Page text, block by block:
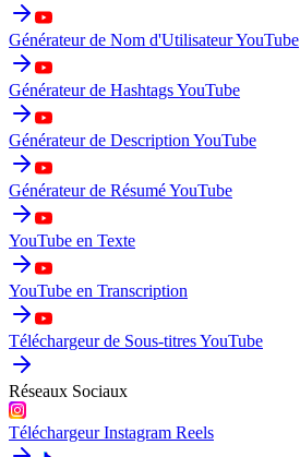
Générateur de Nom d'Utilisateur YouTube
Générateur de Hashtags YouTube
Générateur de Description YouTube
Générateur de Résumé YouTube
YouTube en Texte
YouTube en Transcription
Téléchargeur de Sous-titres YouTube
Réseaux Sociaux
Téléchargeur Instagram Reels